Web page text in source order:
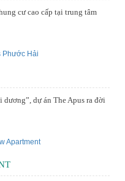
cư cao cấp tại trung tâm
dự án The Apus ra đời